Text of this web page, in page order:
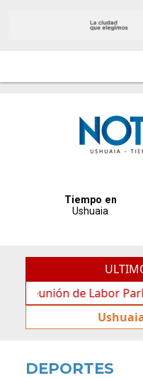
de Labor
DEPORTES